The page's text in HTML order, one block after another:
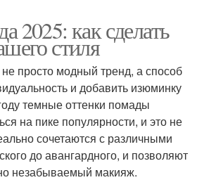
2025: как сделать
стиля
просто модный тренд, а способ
и добавить изюминку
темные оттенки помады
на пике популярности, и это не
сочетаются с различными
до авангардного, и позволяют
незабываемый макияж.